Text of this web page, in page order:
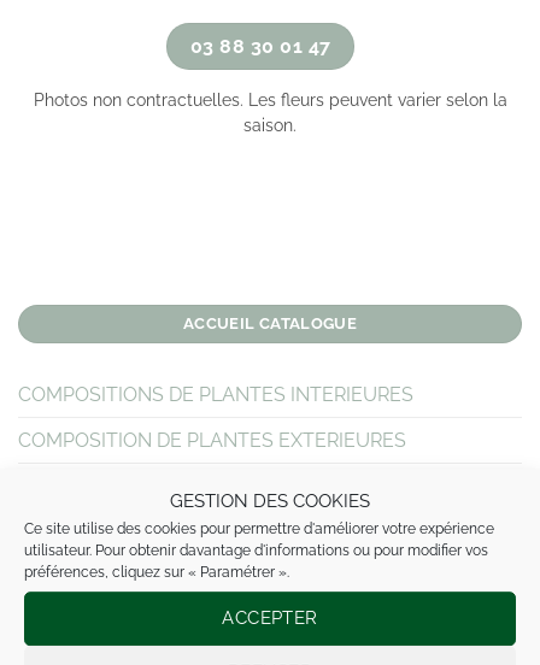
GESTION DES COOKIES
Ce site utilise des cookies pour permettre d'améliorer votre expérience
utilisateur. Pour obtenir davantage d'informations ou pour modifier vos
préférences, cliquez sur « Paramétrer ».
ACCEPTER
ACCUEIL CATALOGUE
COMPOSITIONS DE PLANTES INTERIEURES
COMPOSITION DE PLANTES EXTERIEURES
MARIAGE
DEUIL
Décoration église et salle
03 88 30 01 47
Photos non contractuelles. Les fleurs peuvent varier selon la
saison.